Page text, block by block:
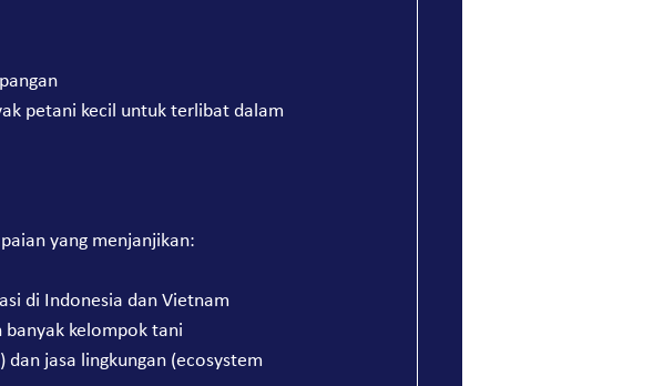
petani kecil untuk terlibat dalam
yang menjanjikan:
di Indonesia dan Vietnam
banyak kelompok tani
jasa lingkungan (ecosystem